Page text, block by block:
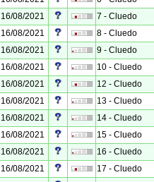
16/08/2021
7 - Cluedo
16/08/2021
8 - Cluedo
16/08/2021
9 - Cluedo
16/08/2021
10 - Cluedo
16/08/2021
12 - Cluedo
16/08/2021
13 - Cluedo
16/08/2021
14 - Cluedo
16/08/2021
15 - Cluedo
16/08/2021
16 - Cluedo
16/08/2021
17 - Cluedo